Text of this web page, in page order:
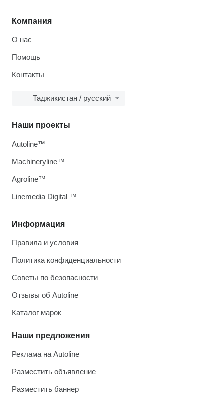
Компания
О нас
Помощь
Контакты
Таджикистан / русский
Информация
Правила и условия
Политика конфиденциальности
Советы по безопасности
Отзывы об Autoline
Каталог марок
Наши предложения
Реклама на Autoline
Разместить объявление
Разместить баннер
Наши проекты
Autoline™
Machineryline™
Agroline™
Linemedia Digital ™